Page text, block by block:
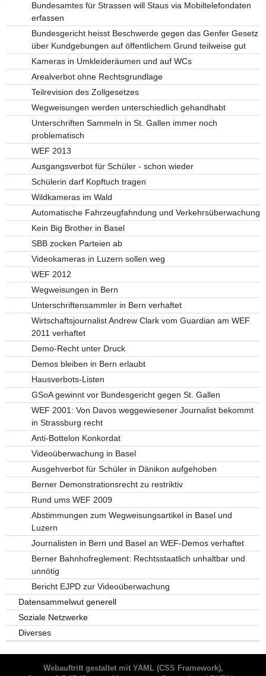
Bundesamtes für Strassen will Staus via Mobiltelefondaten
erfassen
Bundesgericht heisst Beschwerde gegen das Genfer Gesetz
über Kundgebungen auf öffentlichem Grund teilweise gut
Kameras in Umkleideräumen und auf WCs
Arealverbot ohne Rechtsgrundlage
Teilrevision des Zollgesetzes
Wegweisungen werden unterschiedlich gehandhabt
Unterschriften Sammeln in St. Gallen immer noch
problematisch
WEF 2013
Ausgangsverbot für Schüler - schon wieder
Schülerin darf Kopftuch tragen
Wildkameras im Wald
Automatische Fahrzeugfahndung und Verkehrsüberwachung
Kein Big Brother in Basel
SBB zocken Parteien ab
Videokameras in Luzern sollen weg
WEF 2012
Wegweisungen in Bern
Unterschriftensammler in Bern verhaftet
Wirtschaftsjournalist Andrew Clark vom Guardian am WEF
2011 verhaftet
Demo-Recht unter Druck
Demos bleiben in Bern erlaubt
Hausverbots-Listen
GSoA gewinnt vor Bundesgericht gegen St. Gallen
WEF 2001: Von Davos weggewiesener Journalist bekommt
in Strassburg recht
Anti-Bottelon Konkordat
Videoüberwachung in Basel
Ausgehverbot für Schüler in Dänikon aufgehoben
Berner Demonstrationsrecht zu restriktiv
Rund ums WEF 2009
Abstimmungen zum Wegweisungsartikel in Basel und
Luzern
Journalisten in Bern und Basel an WEF-Demos verhaftet
Berner Bahnhofreglement: Rechtsstaatlich unhaltbar und
unnötig
Bericht EJPD zur Videoüberwachung
Datensammelwut generell
Soziale Netzwerke
Diverses
Webauftritt gestaltet mit YAML(CSS Framework),